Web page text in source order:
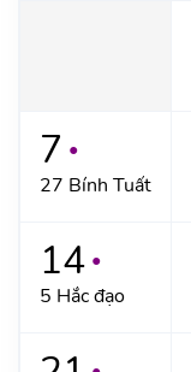
7 ●
27 Bính Tuất
14 ●
5 Hắc đạo